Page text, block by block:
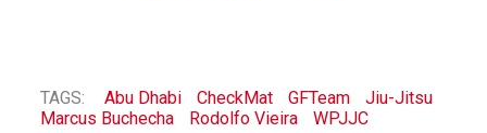
TAGS: Abu Dhabi CheckMat GFTeam
Jiu-Jitsu
Marcus Buchecha
Rodolfo Vieira WPJJC